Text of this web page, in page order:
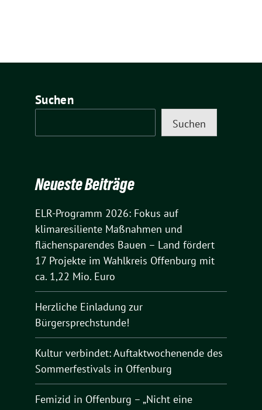
Suchen
Suchen
Neueste Beiträge
ELR-Programm 2026: Fokus auf
klimaresiliente Maßnahmen und
flächensparendes Bauen – Land fördert
17 Projekte im Wahlkreis Offenburg mit
ca. 1,22 Mio. Euro
Herzliche Einladung zur
Bürgersprechstunde!
Kultur verbindet: Auftaktwochenende des
Sommerfestivals in Offenburg
Femizid in Offenburg – „Nicht eine